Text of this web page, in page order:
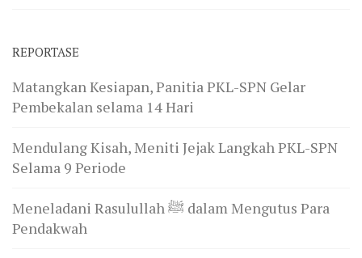
REPORTASE
Matangkan Kesiapan, Panitia PKL-SPN Gelar
Pembekalan selama 14 Hari
Mendulang Kisah, Meniti Jejak Langkah PKL-SPN
Selama 9 Periode
Meneladani Rasulullah ﷺ dalam Mengutus Para
Pendakwah